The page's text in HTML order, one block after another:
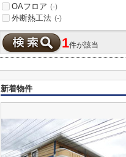
OAフロア (-)
外断熱工法 (-)
1件が該当
新着物件